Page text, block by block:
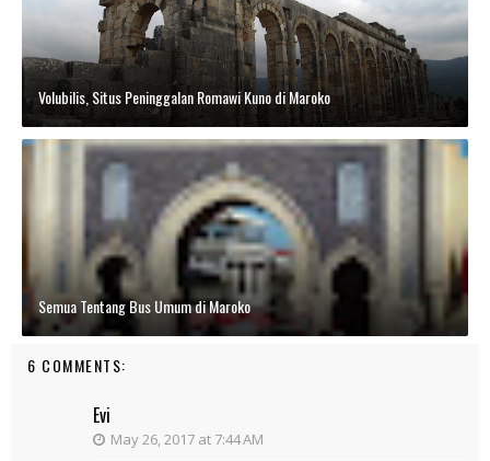
Volubilis, Situs Peninggalan Romawi Kuno di Maroko
Semua Tentang Bus Umum di Maroko
6 COMMENTS:
Evi
May 26, 2017 at 7:44 AM